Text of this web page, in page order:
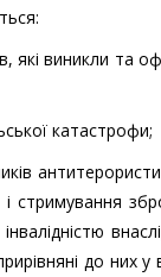
які виникли та
катастрофи;
стримування
до них